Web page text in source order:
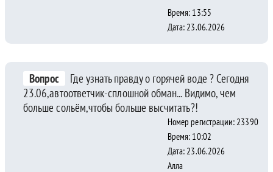
Время: 13:55
Дата: 23.06.2026
Вопрос
Где узнать правду о горячей воде ? Сегодня
23.06,автоответчик-сплошной обман... Видимо, чем
больше сольём,чтобы больше высчитать?!
Номер регистрации: 23390
Время: 10:02
Дата: 23.06.2026
Алла